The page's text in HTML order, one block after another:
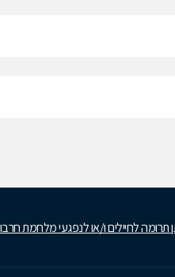
לחיילים ו/או לנפגעי מלחמת